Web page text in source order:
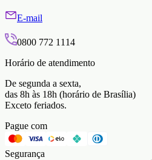
E-mail
0800 772 1114
Horário de atendimento
De segunda a sexta,
das 8h às 18h (horário de Brasília)
Exceto feriados.
Pague com
Segurança